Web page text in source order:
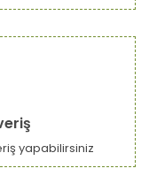
yapabilirsiniz